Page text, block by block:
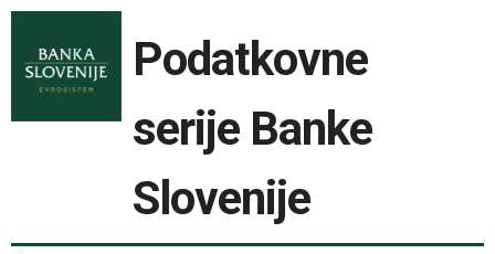
Podatkovne
serije Banke
Slovenije